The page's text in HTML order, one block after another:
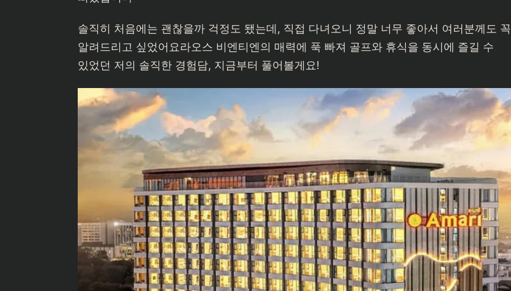
솔직히 처음에는 괜찮을까 걱정도 됐는데, 직접 다녀오니 정말 너무 좋아서 여러분께도 꼭
알려드리고 싶었어요라오스 비엔티엔의 매력에 푹 빠져 골프와 휴식을 동시에 즐길 수
있었던 저의 솔직한 경험담, 지금부터 풀어볼게요!